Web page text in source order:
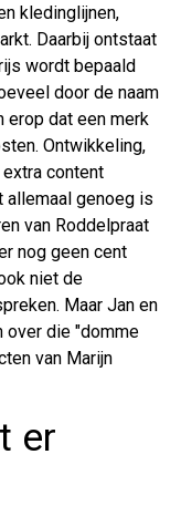
kledinglijnen,
Daarbij ontstaat
wordt bepaald
door de naam
erop dat een merk
Ontwikkeling,
content
allemaal genoeg is
van Roddelpraat
nog geen cent
niet de
Maar Jan en
over die "domme
van Marijn
er